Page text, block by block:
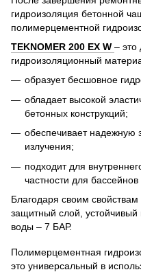
гидроизоляция бетонной
полимерцементной
TEKNOMER 200 EX W – это
гидроизоляционный
образует бесшовное
обладает высокой
бетонных конструкций;
обеспечивает надежную
излучения;
подходит для
частности для
Благодаря своим
защитный слой,
воды – 7 БАР.
Полимерцементная
это универсальный в